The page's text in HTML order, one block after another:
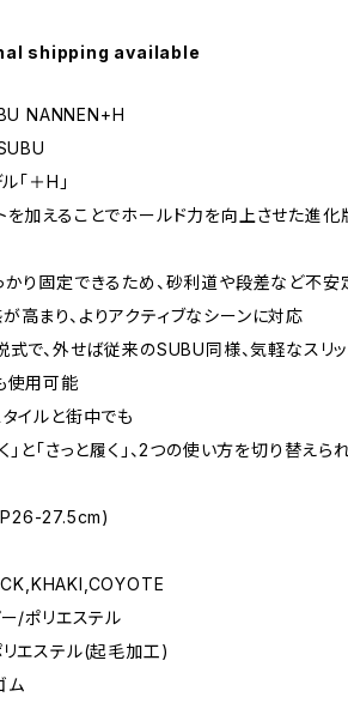
shipping available
NANNEN+H
「＋H」
を加えることでホールド力を向上させた進化
かり固定できるため、砂利道や段差など不安
高まり、よりアクティブなシーンに対応
式で、外せば従来のSUBU同様、気軽なスリ
使用可能
タイルと街中でも
」と「さっと履く」、2つの使い方を切り替えら
27.5cm)
ー/ポリエステル
エステル(起毛加工)
ム